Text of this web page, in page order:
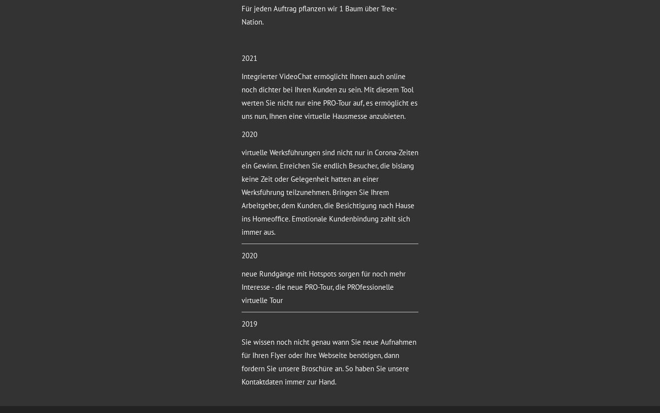
Für jeden Auftrag pflanzen wir 1 Baum über Tree-
Nation.
2021
Integrierter VideoChat ermöglicht Ihnen auch online
noch dichter bei Ihren Kunden zu sein. Mit diesem Tool
werten Sie nicht nur eine PRO-Tour auf, es ermöglicht es
uns nun, Ihnen eine virtuelle Hausmesse anzubieten.
2020
virtuelle Werksführungen sind nicht nur in Corona-Zeiten
ein Gewinn. Erreichen Sie endlich Besucher, die bislang
keine Zeit oder Gelegenheit hatten an einer
Werksführung teilzunehmen. Bringen Sie Ihrem
Arbeitgeber, dem Kunden, die Besichtigung nach Hause
ins Homeoffice. Emotionale Kundenbindung zahlt sich
immer aus.
2020
neue Rundgänge mit Hotspots sorgen für noch mehr
Interesse - die neue PRO-Tour, die PROfessionelle
virtuelle Tour
2019
Sie wissen noch nicht genau wann Sie neue Aufnahmen
für Ihren Flyer oder Ihre Webseite benötigen, dann
fordern Sie unsere Broschüre an. So haben Sie unsere
Kontaktdaten immer zur Hand.